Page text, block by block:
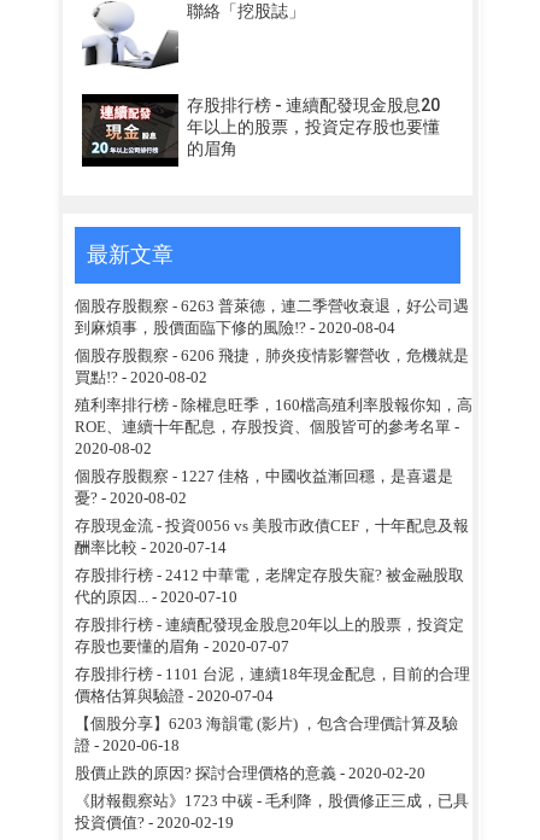
聯絡「挖股誌」
存股排行榜 - 連續配發現金股息20
年以上的股票，投資定存股也要懂
的眉角
最新文章
個股存股觀察 - 6263 普萊德，連二季營收衰退，好公司遇
到麻煩事，股價面臨下修的風險!?- 2020-08-04
個股存股觀察 - 6206 飛捷，肺炎疫情影響營收，危機就是
買點!? - 2020-08-02
殖利率排行榜 - 除權息旺季，160檔高殖利率股報你知，高
ROE、連續十年配息，存股投資、個股皆可的參考名單-
2020-08-02
個股存股觀察 - 1227 佳格，中國收益漸回穩，是喜還是
憂?- 2020-08-02
存股現金流 - 投資0056 vs 美股市政債CEF，十年配息及報
酬率比較 - 2020-07-14
存股排行榜 - 2412 中華電，老牌定存股失寵? 被金融股取
代的原因...- 2020-07-10
存股排行榜 - 連續配發現金股息20年以上的股票，投資定
存股也要懂的眉角 - 2020-07-07
存股排行榜 - 1101 台泥，連續18年現金配息，目前的合理
價格估算與驗證- 2020-07-04
【個股分享】6203 海韻電 (影片) ，包含合理價計算及驗
證- 2020-06-18
股價止跌的原因? 探討合理價格的意義- 2020-02-20
《財報觀察站》1723 中碳 - 毛利降，股價修正三成，已具
投資價值?- 2020-02-19